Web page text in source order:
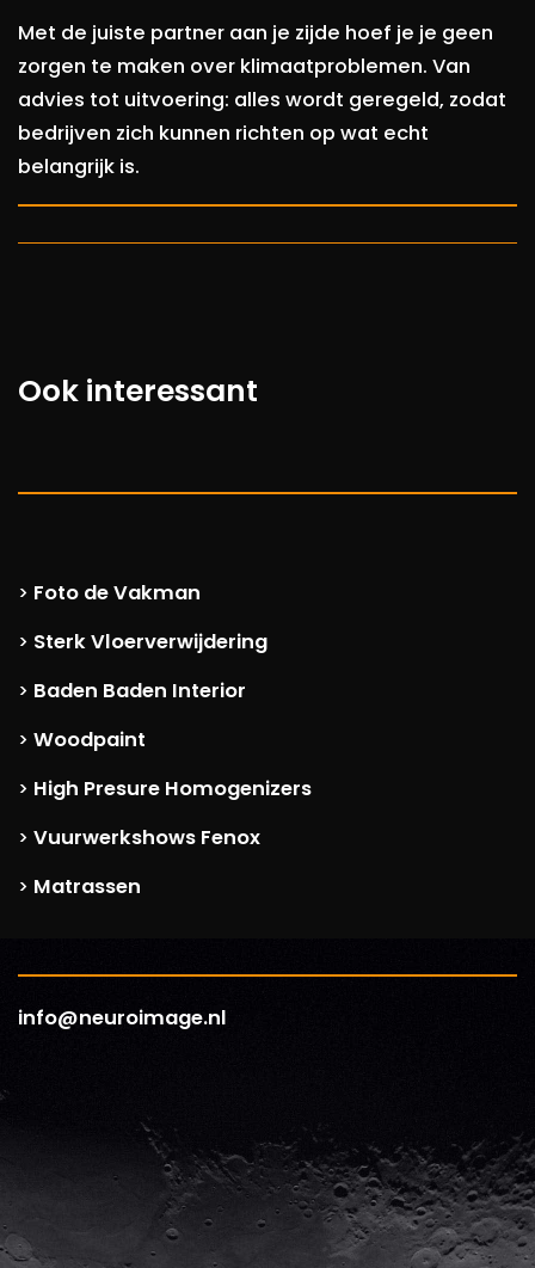
Met de juiste partner aan je zijde hoef je je geen
zorgen te maken over klimaatproblemen. Van
advies tot uitvoering: alles wordt geregeld, zodat
bedrijven zich kunnen richten op wat echt
belangrijk is.
Ook interessant
> Foto de Vakman
> Sterk Vloerverwijdering
> Baden Baden Interior
> Woodpaint
> High Presure Homogenizers
> Vuurwerkshows Fenox
> Matrassen
info@neuroimage.nl